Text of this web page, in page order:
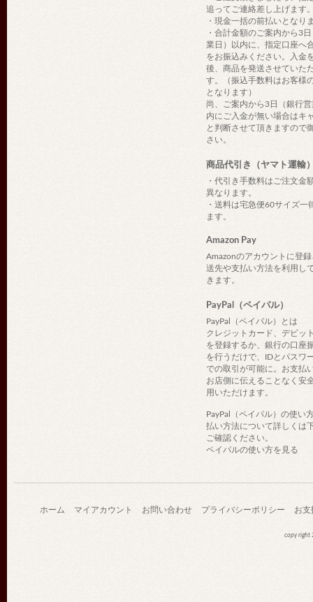
追ってご連絡差し上げます
・現金一括の前払いとなり
・合計金額のご案内から3
業日）以内に、指定口座へ
をお振込みください。入金
後、商品を発送させていた
す。（振込手数料はお客様
となります）
尚、ご案内から3日（銀行
内にご入金が無い場合はキ
と判断させて頂きますので
さい。
商品代引き（ヤマト運輸
・代引き手数料はご注文金
異なります。
・送料は宅急便60サイズ一
ます。
Amazon Pay
Amazonのアカウントに登
送先や支払い方法を利用し
きます。
PayPal（ペイパル）
PayPal（ペイパル）とは
クレジットカード、デビッ
を登録するか、銀行の口座
を行うだけで、IDとパスワ
での取引が可能に。お支払
お店側に伝えることなく安
用いただけます。
PayPal（ペイパル）の使い
払い方法について詳しくは
ご確認ください。
ペイパルの使い方を見る
ホーム マイアカウント お問い合わせ プライバシーポリシー お支
copy right